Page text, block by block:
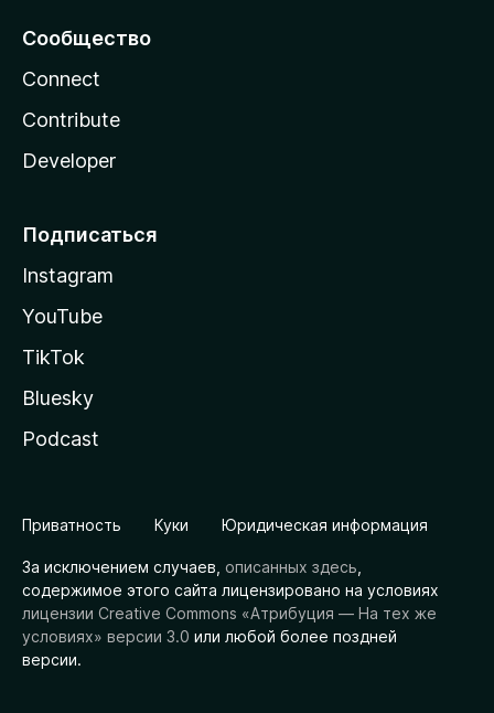
Сообщество
Connect
Contribute
Developer
Подписаться
Instagram
YouTube
TikTok
Bluesky
Podcast
Приватность Куки Юридическая информация
За исключением случаев, описанных здесь
содержимое этого сайта лицензировано на условиях
лицензии Creative Commons «Атрибуция — На тех же
условиях» версии 3.0 или любой более поздней
версии.